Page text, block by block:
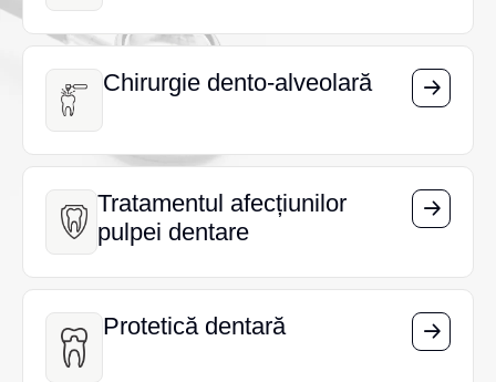
Chirurgie dento-alveolară
Chirurgie dento-alveolară
Tratamentul afecțiunilor
pulpei dentare
Tratamentul afecțiunilor
pulpei dentare
Protetică dentară
Protetică dentară